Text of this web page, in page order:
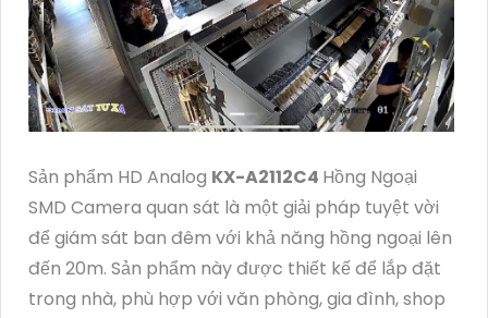
Sản phẩm HD Analog KX-A2112C4 Hồng Ngoại
SMD Camera quan sát là một giải pháp tuyệt vời
để giám sát ban đêm với khả năng hồng ngoại lên
đến 20m. Sản phẩm này được thiết kế để lắp đặt
trong nhà, phù hợp với văn phòng, gia đình, shop